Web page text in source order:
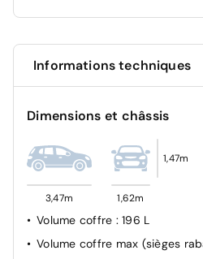
Informations techniques
Dimensions et châssis
3,47m 1,62m
1,47m
Volume coffre : 196 L
Volume coffre max (sièges